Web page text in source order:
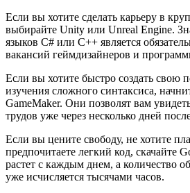
Если вы хотите сделать карьеру в
выбирайте Unity или Unreal Engine.
языков C# или C++ является
вакансий геймдизайнеров и
Если вы хотите быстро создать свою
изучения сложного синтаксиса,
GameMaker. Они позволят вам
трудов уже через несколько дней
Если вы цените свободу, не хотите
предпочитаете легкий код, скачайте
растет с каждым днем, а количество
уже исчисляется тысячами часов.